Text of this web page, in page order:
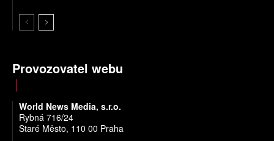
Provozovatel webu
World News Media, s.r.o.
Rybná 716/24
Staré Město, 110 00 Praha